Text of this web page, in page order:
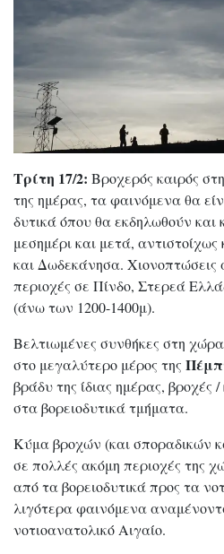
Τρίτη 17/2: Βροχερός καιρός
της ημέρας, τα φαινόμενα θα
δυτικά όπου θα εκδηλωθούν και
μεσημέρι και μετά,
και Δωδεκάνησα. Χιονοπτώσεις
περιοχές σε Πίνδο, Στερεά
(άνω των 1200-1400μ).
Βελτιωμένες συνθήκες στη
στο μεγαλύτερο μέρος της
βράδυ της ίδιας ημέρας, βροχές
στα βορειοδυτικά τμήματα.
Κύμα βροχών (και σποραδικών
σε πολλές ακόμη περιοχές της
από τα βορειοδυτικά προς τα
λιγότερα φαινόμενα
νοτιοανατολικό Αιγαίο.